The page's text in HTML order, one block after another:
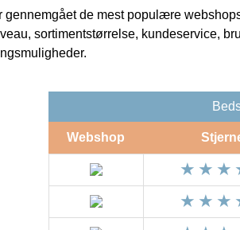
gennemgået de mest populære
sortimentstørrelse, kundeservice,
Webshop